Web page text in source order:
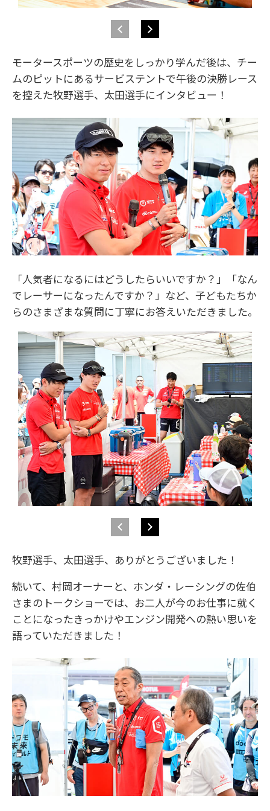
モータースポーツの歴史をしっかり学んだ後は、チー
ムのピットにあるサービステントで午後の決勝レース
を控えた牧野選手、太田選手にインタビュー！
「人気者になるにはどうしたらいいですか？」「なん
でレーサーになったんですか？」など、子どもたちか
らのさまざまな質問に丁寧にお答えいただきました。
牧野選手、太田選手、ありがとうございました！
続いて、村岡オーナーと、ホンダ・レーシングの佐伯
さまのトークショーでは、お二人が今のお仕事に就く
ことになったきっかけやエンジン開発への熱い思いを
語っていただきました！